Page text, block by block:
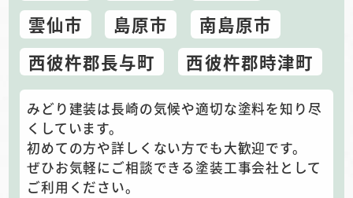
雲仙市
島原市
南島原市
西彼杵郡長与町
西彼杵郡時津町
みどり建装は長崎の気候や適切な塗料を知り尽
くしています。
初めての方や詳しくない方でも大歓迎です。
ぜひお気軽にご相談できる塗装工事会社として
ご利用ください。